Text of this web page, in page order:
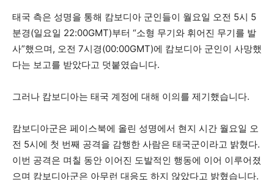
태국 측은 성명을 통해 캄보디아 군인들이 월요일 오전 5시 5
분경(일요일 22:00GMT)부터 “소형 무기와 휘어진 무기를 발
사”했으며, 오전 7시경(00:00GMT)에 캄보디아 군인이 사망했
다는 보고를 받았다고 덧붙였습니다.
그러나 캄보디아는 태국 계정에 대해 이의를 제기했습니다.
캄보디아군은 페이스북에 올린 성명에서 현지 시간 월요일 오
전 5시에 첫 번째 공격을 감행한 사람은 태국군이라고 밝혔다.
이번 공격은 며칠 동안 이어진 도발적인 행동에 이어 이루어졌
으며 캄보디아군은 아무런 대응도 하지 않았다고 밝혔습니다.